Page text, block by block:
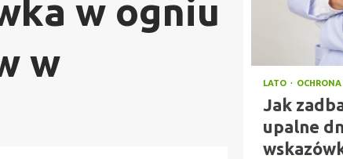
w ogniu
w
LATO
Jak
upalne